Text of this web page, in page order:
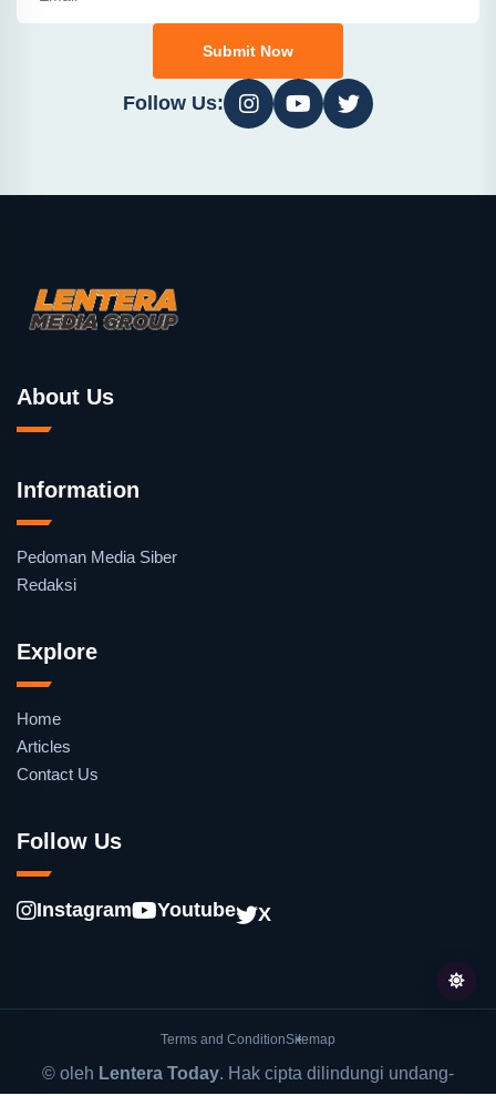
Submit Now
Follow Us:
About Us
Information
Pedoman Media Siber
Redaksi
Explore
Home
Articles
Contact Us
Follow Us
Instagram Youtube X
Terms and ConditionSitemap
© oleh Lentera Today. Hak cipta dilindungi undang-